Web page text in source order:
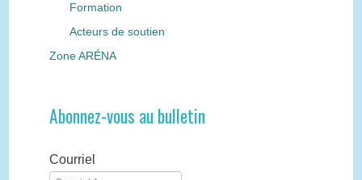
Formation
Acteurs de soutien
Zone ARÉNA
Abonnez-vous au bulletin
Courriel